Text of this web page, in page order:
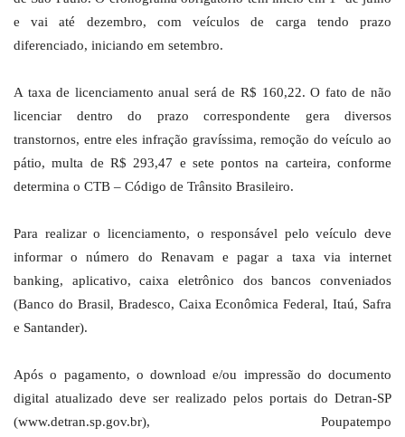
e vai até dezembro, com veículos de carga tendo prazo
diferenciado, iniciando em setembro.
A taxa de licenciamento anual será de R$ 160,22. O fato de não
licenciar dentro do prazo correspondente gera diversos
transtornos, entre eles infração gravíssima, remoção do veículo ao
pátio, multa de R$ 293,47 e sete pontos na carteira, conforme
determina o CTB – Código de Trânsito Brasileiro.
Para realizar o licenciamento, o responsável pelo veículo deve
informar o número do Renavam e pagar a taxa via internet
banking, aplicativo, caixa eletrônico dos bancos conveniados
(Banco do Brasil, Bradesco, Caixa Econômica Federal, Itaú, Safra
e Santander).
Após o pagamento, o download e/ou impressão do documento
digital atualizado deve ser realizado pelos portais do Detran-SP
(www.detran.sp.gov.br), Poupatempo